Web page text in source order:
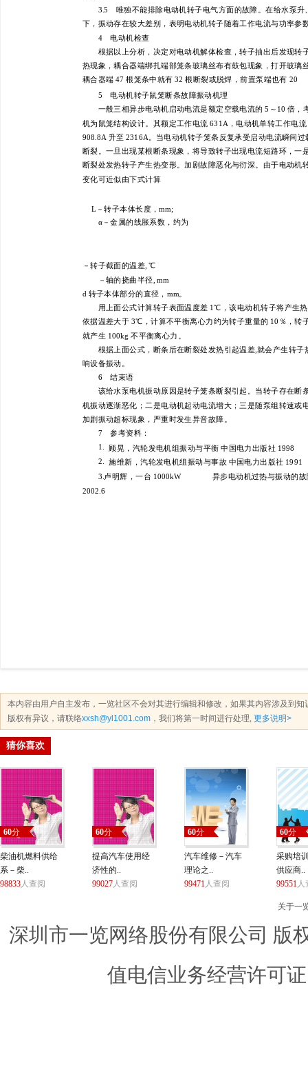
本内容由用户自主发布，一览社区不会对其进行编辑和修改，如果其内容涉及到
版权有异议，请联络xxsh@yl1001.com ，我们将第一时间进行处理, 更多说明>
猜你喜欢
60分
柴油机燃料供给
系－柴..
98833人查阅
60分
提高汽车使用经
济性的..
99027人查阅
60分
汽车维修－汽车
理论之..
99471人查阅
60分
采购培
供应商..
99551人
关于一
深圳市一览网络股份有限公司 版
值电信业务经营许可